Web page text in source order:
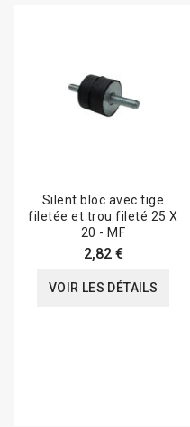
Silent bloc avec tige
filetée et trou fileté 25 X
20 - MF
2,82 €
VOIR LES DÉTAILS